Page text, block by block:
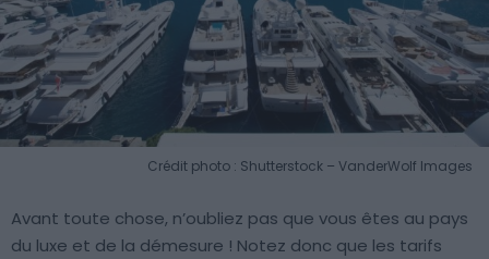
Crédit photo : Shutterstock – VanderWolf Images
Avant toute chose, n’oubliez pas que vous êtes au pays
du luxe et de la démesure ! Notez donc que les tarifs